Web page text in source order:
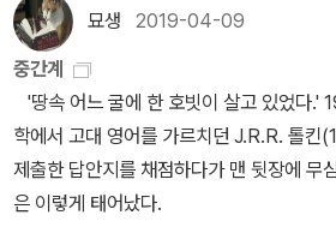
적으로 전하려고 한 것으로 보인다.) '호
종족으로, 평화를 사랑하고 조용히 지내는
과 달리 기계를 다루는 것에는 관심이 없
나름 잘하는 편이다. 부지런하지만 서두르
성격에, 유달리 귀가 커서 소리에 민감하고
다. (하지만 엘프와는 비교불가!) 여유롭고
끌림에 따라 모험을 시작했던 빌보가 영화
모험을 시작한다는 설정이나, 원작에서는
패 소린의 비중이 늘어난 점, 그리고 무엇
원작보다 향상되었다는 점 등이 눈에 띄었
도망다니기 바쁘던 난쟁이들이 영화에서는
하면 그래도 '용사'가 아닌가 싶은 정도였다
묘생 2019-04-09
중간계
'땅속 어느 굴에 한 호빗이 살고 있었다.'
학에서 고대 영어를 가르치던 J.R.R. 톨
제출한 답안지를 채점하다가 맨 뒷장에 무
은 이렇게 태어났다.